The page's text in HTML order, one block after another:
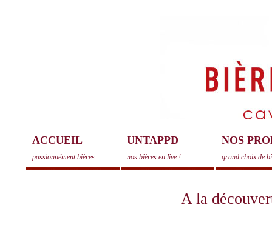
ACCUEIL
passionnément bières
UNTAPPD
nos bières en live !
NOS
grand choix de
A la